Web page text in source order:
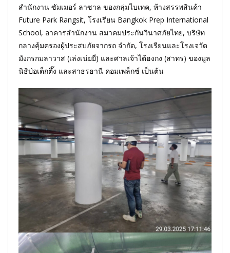
สำนักงาน ซัมเมอร์ ลาซาล ของกลุ่มไบเทค, ห้างสรรพสินค้า
Future Park Rangsit, โรงเรียน Bangkok Prep International
School, อาคารสำนักงาน สมาคมประกันวินาศภัยไทย, บริษัท
กลางคุ้มครองผู้ประสบภัยจากรถ จำกัด, โรงเรียนและโรงเจวัด
มังกรกมลาวาส (เล่งเน่ยยี่) และศาลเจ้าไต้ฮงกง (สาทร) ของมูล
นิธิป่อเต็กตึ๊ง และสาธรธานี คอมเพล็กซ์ เป็นต้น